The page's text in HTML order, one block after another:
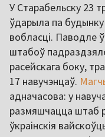
У Старабельску 23
ўдарыла па будынку
вобласці. Паводле
штабоў
расейскага боку,
17 навучэнцаў.
адначасова: у
размяшчацца штаб
ўкраінскія